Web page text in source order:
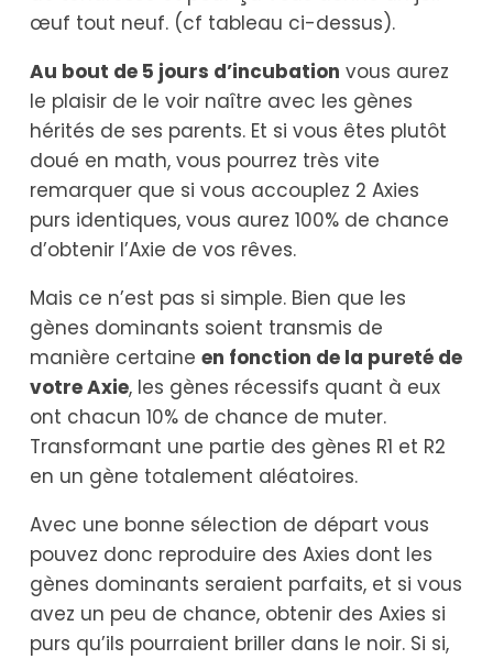
œuf tout neuf. (cf tableau ci-dessus).
Au bout de 5 jours d’incubation vous aurez
le plaisir de le voir naître avec les gènes
hérités de ses parents. Et si vous êtes plutôt
doué en math, vous pourrez très vite
remarquer que si vous accouplez 2 Axies
purs identiques, vous aurez 100% de chance
d’obtenir l’Axie de vos rêves.
Mais ce n’est pas si simple. Bien que les
gènes dominants soient transmis de
manière certaine en fonction de la pureté de
votre Axie, les gènes récessifs quant à eux
ont chacun 10% de chance de muter.
Transformant une partie des gènes R1 et R2
en un gène totalement aléatoires.
Avec une bonne sélection de départ vous
pouvez donc reproduire des Axies dont les
gènes dominants seraient parfaits, et si vous
avez un peu de chance, obtenir des Axies si
purs qu’ils pourraient briller dans le noir. Si si,